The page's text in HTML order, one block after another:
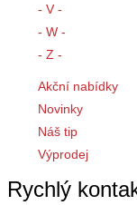
- V -
- W -
- Z -
Akční nabídky
Novinky
Náš tip
Výprodej
Rychlý